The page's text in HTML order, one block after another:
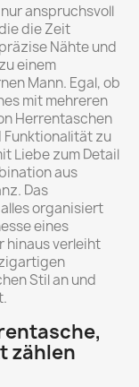
anspruchsvoll
die Zeit
Nähte und
einem
Mann. Egal, ob
mit mehreren
Herrentaschen
zu
Liebe zum Detail
aus
Das
organisiert
eines
hinaus verleiht
Stil an und
zählen